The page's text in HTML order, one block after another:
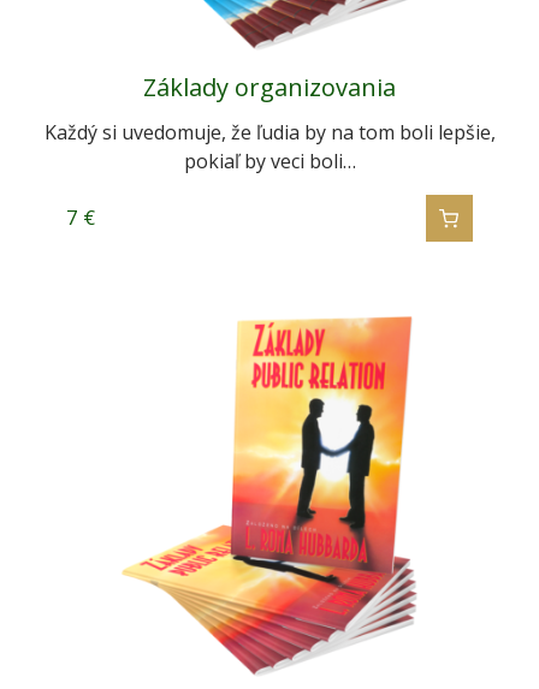
Základy organizovania
Každý si uvedomuje, že ľudia by na tom boli lepšie,
pokiaľ by veci boli…
7 €